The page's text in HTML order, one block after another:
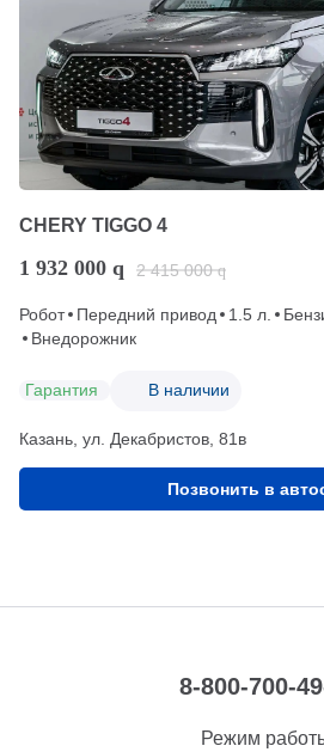
CHERY TIGGO 4
1 932 000 q 2 415 000 q
Робот Передний привод 1.5 л.
Внедорожник
Гарантия В наличии
Казань, ул. Декабристов, 81в
Позвонить в
8-800-700-
Режим